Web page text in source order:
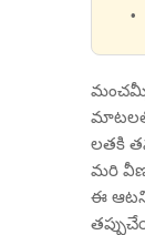
మాటలతో
లతకి
మరి వీణ
ఈ ఆటని